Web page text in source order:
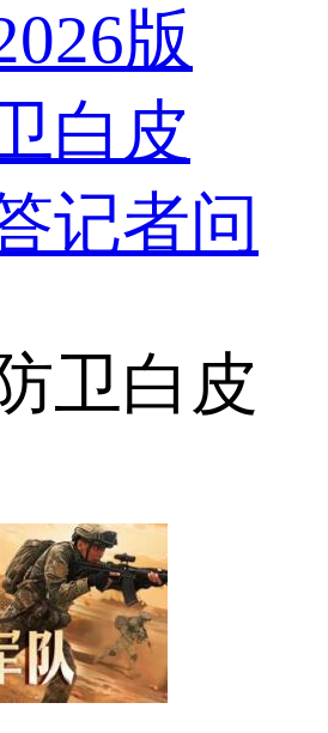
版
白皮
记者问
卫白皮